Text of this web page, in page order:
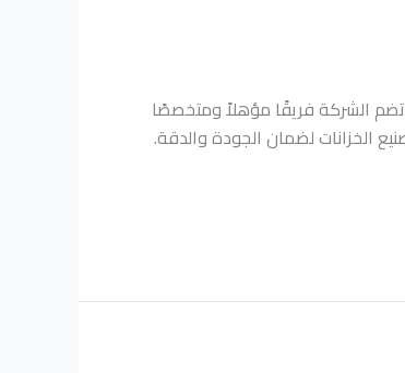
تضم الشركة فريقًا مؤهلاً ومتخصصًا
الخزانات لضمان الجودة والدقة.